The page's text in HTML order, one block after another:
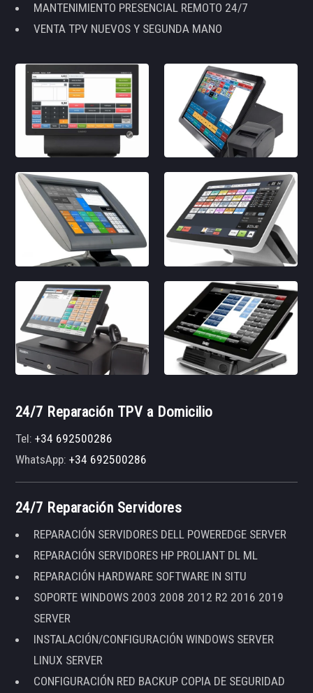
MANTENIMIENTO PRESENCIAL REMOTO 24/7
VENTA TPV NUEVOS Y SEGUNDA MANO
24/7 Reparación TPV a Domicilio
Tel:+34 692500286
WhatsApp:+34 692500286
24/7 Reparación Servidores
REPARACIÓN SERVIDORES DELL POWEREDGE SERVER
REPARACIÓN SERVIDORES HP PROLIANT DL ML
REPARACIÓN HARDWARE SOFTWARE IN SITU
SOPORTE WINDOWS 2003 2008 2012 R2 2016 2019
SERVER
INSTALACIÓN/CONFIGURACIÓN WINDOWS SERVER
LINUX SERVER
CONFIGURACIÓN RED BACKUP COPIA DE SEGURIDAD